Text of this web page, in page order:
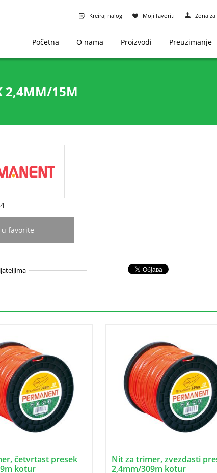
2,4MM/15M
Kreiraj nalog Moji favoriti Zona
Početna O nama Proizvodi Preuzimanje
u favorite
četvrtast presek
kotur
Nit za trimer, zvezdasti
2,4mm/309m kotur